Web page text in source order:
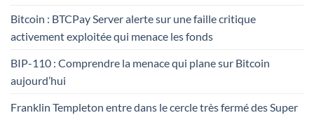
Bitcoin : BTCPay Server alerte sur une faille critique
activement exploitée qui menace les fonds
BIP-110 : Comprendre la menace qui plane sur Bitcoin
aujourd’hui
Franklin Templeton entre dans le cercle très fermé des Super